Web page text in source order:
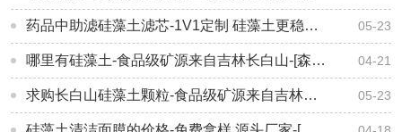
药品中助滤硅藻土滤芯-1V1定制 硅藻土更稳定更兼容-[森大硅藻土] 05-23
哪里有硅藻土-食品级矿源来自吉林长白山-[森大硅藻土] 04-21
求购长白山硅藻土颗粒-食品级矿源来自吉林长白山-[森大硅藻土] 05-23